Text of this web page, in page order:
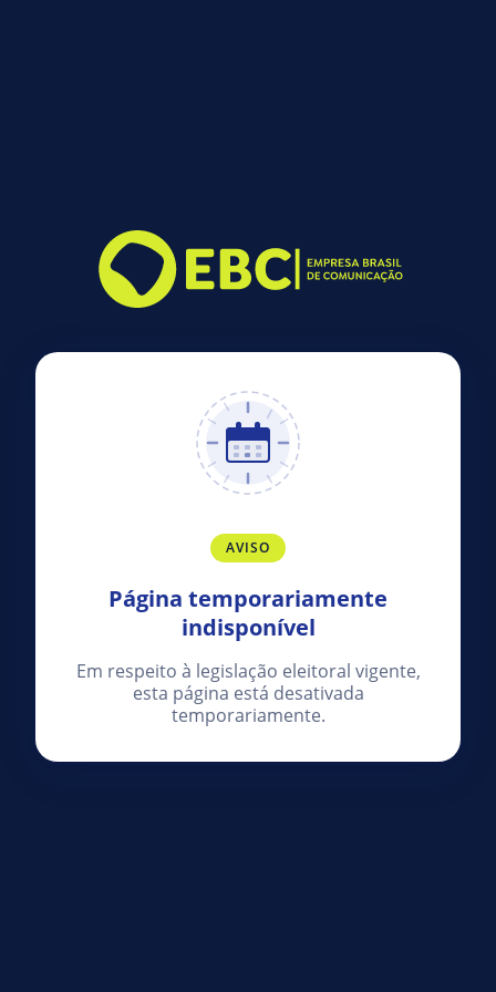
AVISO
Página temporariamente
indisponível
Em respeito à legislação eleitoral vigente,
esta página está desativada
temporariamente.